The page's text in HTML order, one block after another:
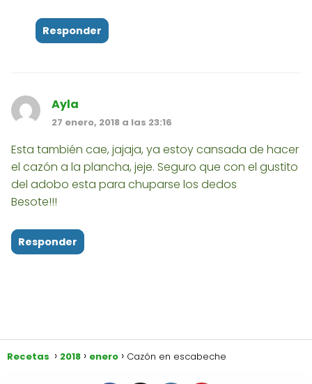
Responder
Ayla
27 enero, 2018 a las 23:16
Esta también cae, jajaja, ya estoy cansada de hacer
el cazón a la plancha, jeje. Seguro que con el gustito
del adobo esta para chuparse los dedos
Besote!!!
Responder
Recetas 2018 enero Cazón en escabeche